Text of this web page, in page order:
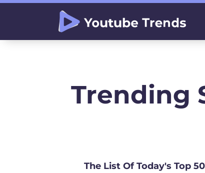
Trending
The List Of Today's Top